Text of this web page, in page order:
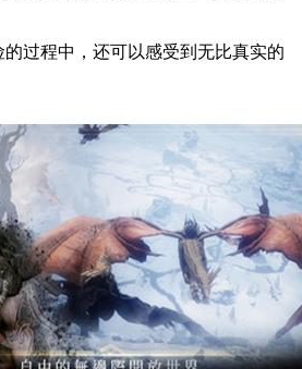
过程中，还可以感受到无比真实的